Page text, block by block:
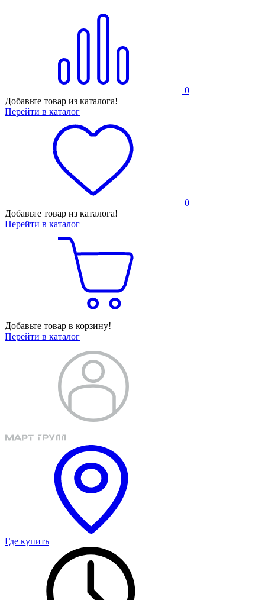
0
Добавьте товар из каталога!
Перейти в каталог
0
Добавьте товар из каталога!
Перейти в каталог
Добавьте товар в корзину!
Перейти в каталог
Где купить